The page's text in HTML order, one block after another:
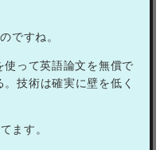
ですね。
使って英語論文を無償で
技術は確実に壁を低く
ます。